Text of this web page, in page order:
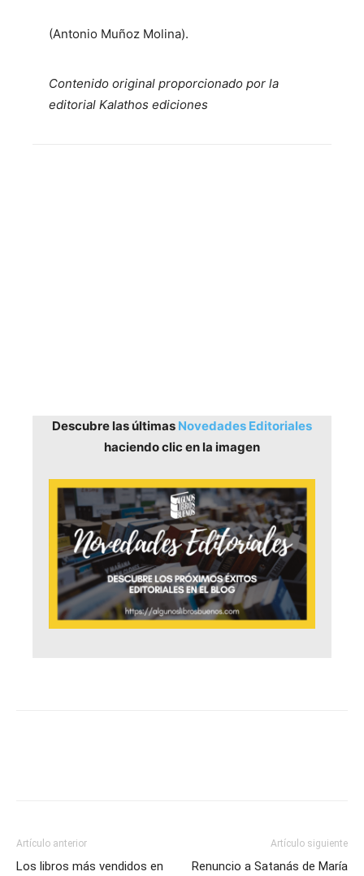
(Antonio Muñoz Molina).
Contenido original proporcionado por la
editorial Kalathos ediciones
Descubre las últimas Novedades Editoriales
haciendo clic en la imagen
Artículo anterior
Los libros más vendidos en
Artículo siguiente
Renuncio a Satanás de María